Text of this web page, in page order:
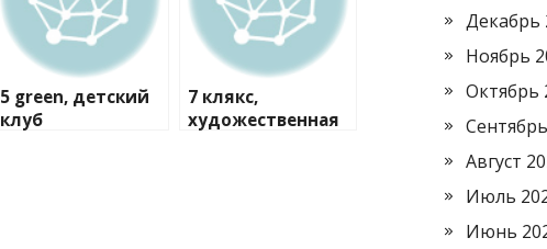
5 green, детский
клуб
7 клякс,
художественная
Декабрь
Ноябрь
Октябрь
Август
Июль
Июнь